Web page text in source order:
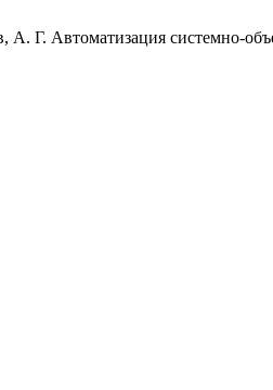
Г. Автоматизация системно-